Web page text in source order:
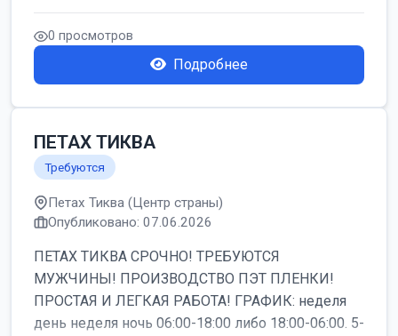
...
0 просмотров
Подробнее
ПЕТАХ ТИКВА
Требуются
Петах Тиква (Центр страны)
Опубликовано: 07.06.2026
ПЕТАХ ТИКВА СРОЧНО! ТРЕБУЮТСЯ
МУЖЧИНЫ! ПРОИЗВОДСТВО ПЭТ ПЛЕНКИ!
ПРОСТАЯ И ЛЕГКАЯ РАБОТА! ГРАФИК: неделя
день неделя ночь 06:00-18:00 либо 18:00-06:00. 5-